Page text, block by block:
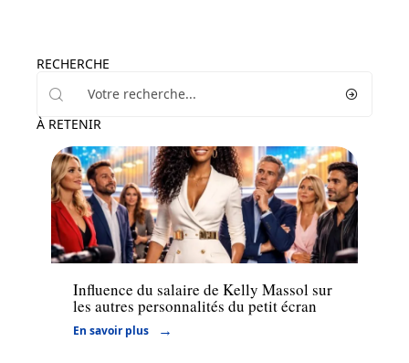
RECHERCHE
À RETENIR
Entreprise
Influence du salaire de Kelly Massol sur
les autres personnalités du petit écran
En savoir plus